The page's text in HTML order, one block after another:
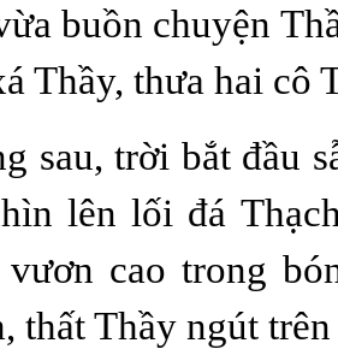
buồn chuyện
Thầy, thưa hai cô
sau, trời bắt đầu
lên lối đá
cao trong
thất Thầy ngút